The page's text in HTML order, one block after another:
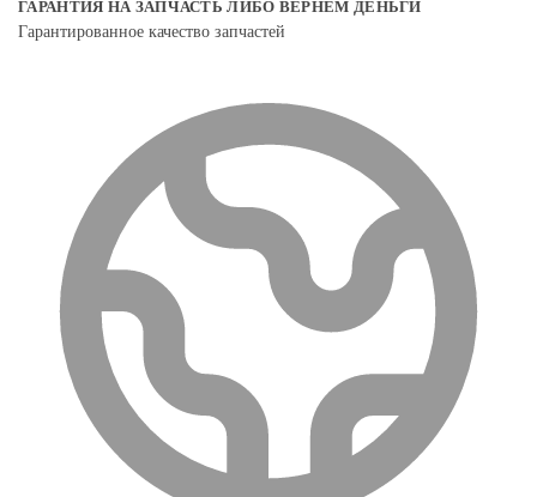
ГАРАНТИЯ НА ЗАПЧАСТЬ ЛИБО ВЕРНЕМ ДЕНЬГИ
Гарантированное качество запчастей